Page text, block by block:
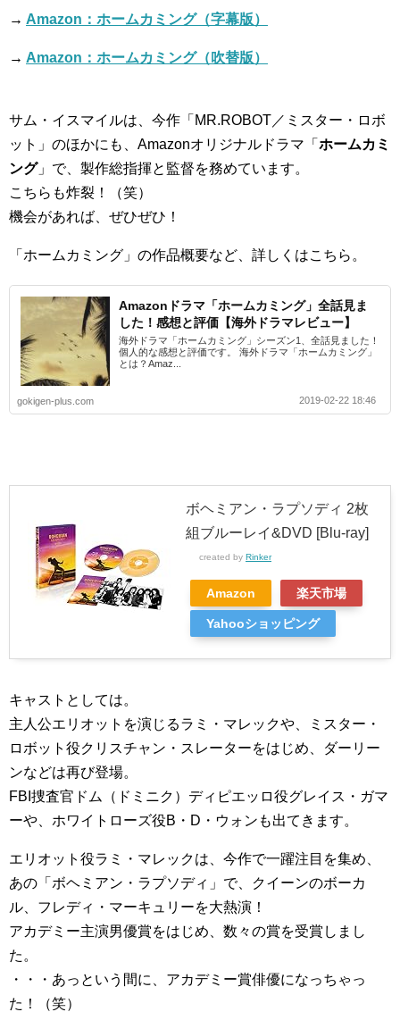
→ Amazon：ホームカミング（字幕版）
→ Amazon：ホームカミング（吹替版）
サム・イスマイルは、今作「MR.ROBOT／ミスター・ロボ
ット」のほかにも、Amazonオリジナルドラマ「 ホームカミ
ング」で、製作総指揮と監督を務めています。
こちらも炸裂！（笑）
機会があれば、ぜひぜひ！
「ホームカミング」の作品概要など、詳しくはこちら。
Amazonドラマ「ホームカミング」全話見ま
した！感想と評価【海外ドラマレビュー】
海外ドラマ「ホームカミング」シーズン1、全話見ました！
個人的な感想と評価です。 海外ドラマ「ホームカミング」
とは？Amaz...
gokigen-plus.com 2019-02-22 18:46
ボヘミアン・ラプソディ 2枚
組ブルーレイ&DVD [Blu-ray]
created by Rinker
Amazon 楽天市場
Yahooショッピング
キャストとしては。
主人公エリオットを演じるラミ・マレックや、ミスター・
ロボット役クリスチャン・スレーターをはじめ、ダーリー
ンなどは再び登場。
FBI捜査官ドム（ドミニク）ディピエッロ役グレイス・ガマ
ーや、ホワイトローズ役B・D・ウォンも出てきます。
エリオット役ラミ・マレックは、今作で一躍注目を集め、
あの「ボヘミアン・ラプソディ」で、クイーンのボーカ
ル、フレディ・マーキュリーを大熱演！
アカデミー主演男優賞をはじめ、数々の賞を受賞しまし
た。
・・・あっという間に、アカデミー賞俳優になっちゃっ
た！（笑）